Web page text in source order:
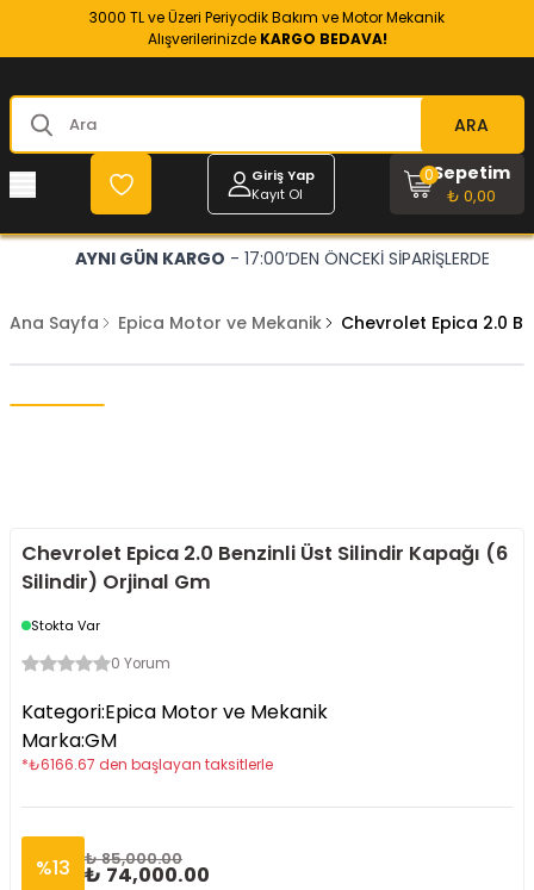
3000 TL ve Üzeri Periyodik Bakım ve Motor Mekanik
Alışverilerinizde KARGO BEDAVA!
ARA
Giriş Yap
Kayıt Ol
Sepetim
₺ 0,00
0
AYNI GÜN KARGO - 17:00’DEN ÖNCEKİ SİPARİŞLERDE
Ana Sayfa Epica Motor ve Mekanik Chevrolet Epica 2.0
Chevrolet Epica 2.0 Benzinli Üst Silindir Kapağı (6
Silindir) Orjinal Gm
Stokta Var
0 Yorum
Kategori:Epica Motor ve Mekanik
Marka:GM
*₺6166.67 den başlayan taksitlerle
%13 ₺ 85,000.00
₺ 74,000.00